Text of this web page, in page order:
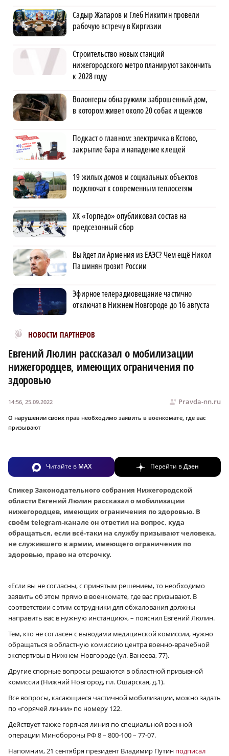
Садыр Жапаров и Глеб Никитин провели
рабочую встречу в Киргизии
Строительство новых станций
нижегородского метро планируют закончить
к 2028 году
Волонтеры обнаружили заброшенный дом,
в котором живет около 20 собак и щенков
Подкаст о главном: электричка в Кстово,
закрытие бара и нападение клещей
19 жилых домов и социальных объектов
подключат к современным теплосетям
ХК «Торпедо» опубликовал состав на
предсезонный сбор
Выйдет ли Армения из ЕАЭС? Чем ещё Никол
Пашинян грозит России
Эфирное телерадиовещание частично
отключат в Нижнем Новгороде до 16 августа
НОВОСТИ ПАРТНЕРОВ
Новости МирТесен
Евгений Люлин рассказал о мобилизации
нижегородцев, имеющих ограничения по
здоровью
Pravda-nn.ru
14:56, 25.09.2022
О нарушении своих прав необходимо заявить в военкомате, где вас
призывают
Читайте в MAX Перейти вДзен
Спикер Законодательного собрания Нижегородской
области Евгений Люлин рассказал о мобилизации
нижегородцев, имеющих ограничения по здоровью. В
своём telegram-канале он ответил на вопрос, куда
обращаться, если всё-таки на службу призывают человека,
не служившего в армии, имеющего ограничения по
здоровью, право на отсрочку.
«Если вы не согласны, с принятым решением, то необходимо
заявить об этом прямо в военкомате, где вас призывают. В
соответствии с этим сотрудники для обжалования должны
направить вас в нужную инстанцию», – пояснил Евгений Люлин.
Тем, кто не согласен с выводами медицинской комиссии, нужно
обращаться в областную комиссию центра военно-врачебной
экспертизы в Нижнем Новгороде (ул. Ванеева, 77).
Другие спорные вопросы решаются в областной призывной
комиссии (Нижний Новгород, пл. Ошарская, д.1).
Все вопросы, касающиеся частичной мобилизации, можно задать
по «горячей линии» по номеру 122.
Действует также горячая линия по специальной военной
операции Минобороны РФ 8 – 800-100 – 77-07.
Напомним, 21 сентября президент Владимир Путин подписал